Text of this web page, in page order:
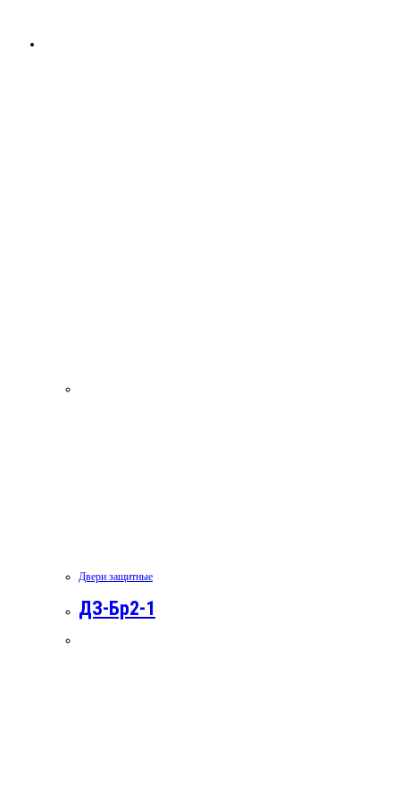
Двери защитные
ДЗ-Бр2-1